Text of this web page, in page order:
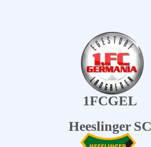
1FCGEL
Heeslinger SC